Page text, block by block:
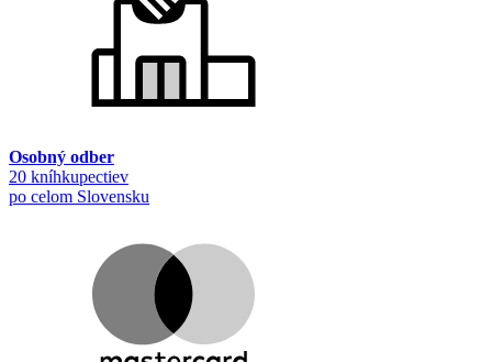
Osobný odber
20 kníhkupectiev
po celom Slovensku